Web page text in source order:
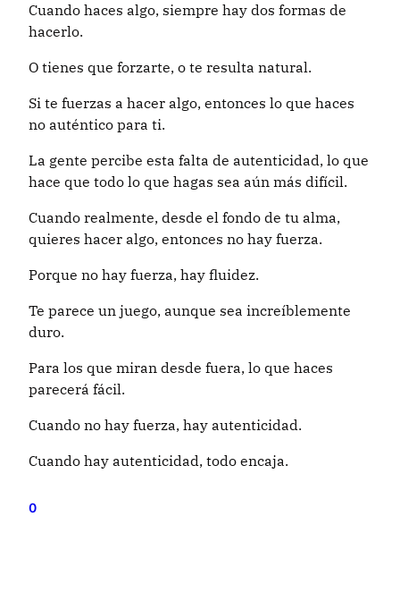
Cuando haces algo, siempre hay dos formas de
hacerlo.
O tienes que forzarte, o te resulta natural.
Si te fuerzas a hacer algo, entonces lo que haces
no auténtico para ti.
La gente percibe esta falta de autenticidad, lo que
hace que todo lo que hagas sea aún más difícil.
Cuando realmente, desde el fondo de tu alma,
quieres hacer algo, entonces no hay fuerza.
Porque no hay fuerza, hay fluidez.
Te parece un juego, aunque sea increíblemente
duro.
Para los que miran desde fuera, lo que haces
parecerá fácil.
Cuando no hay fuerza, hay autenticidad.
Cuando hay autenticidad, todo encaja.
0